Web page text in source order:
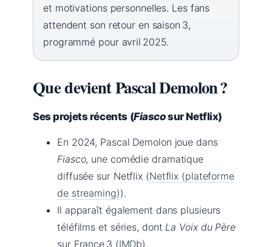
et motivations personnelles. Les fans
attendent son retour en saison 3,
programmé pour avril 2025.
Que devient Pascal Demolon ?
Ses projets récents (Fiascosur Netflix)
En 2024, Pascal Demolon joue dans
Fiasco, une comédie dramatique
diffusée sur Netflix (Netflix (plateforme
de streaming)).
Il apparaît également dans plusieurs
téléfilms et séries, dont La Voix du Père
sur France 3 (IMDb).